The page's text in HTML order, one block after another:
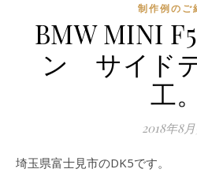
制作例のご
BMW MINI
ン サイド
工。
2018年8
埼玉県富士見市のDK5です。